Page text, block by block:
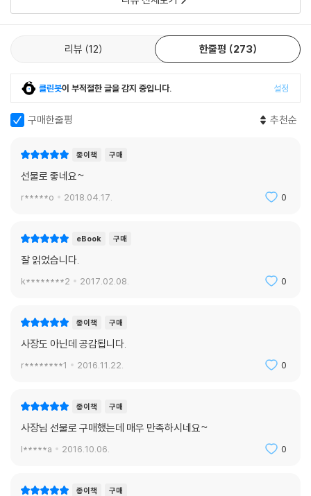
분해했다가 다시 조립하는 것처럼 한다. 조직은 자기도 모르게 해오던 것
쉽게 안주하려 한다. 주류라는 이름으로 기득권을 형성하려고 한다. 그래
서 탁월한 CEO들은 조직이 고정되고 경직되지 않도록 수시로 흐트러뜨리
거나 흔든다. 안되면 분해해서 다시 조립한다. 하던 일을 반복하는 게 아니
라 항상 새로워지는 일을 반복한다. 부분에서는 디테일을 강조하고, 전체
에서는 균형을 고려한다. 혼돈을 끌어들여 새로운 질서를 만들어낼 줄 안
다.
--- p.373~374
로 감당하지 못하고 이 부장에게 의지하려 했던 자신을 발견했다.
김 사장이 생각에 잠긴 모습을 한참 지켜보던 최 회장이 다시 말문을 열었
친 드레이크’는 석유왕 에드윈 드레이크를 말한다. 에드윈 드레이크는 최
재료를 얻기 위해 땅을 파다가 석유를 시추하는 것에 착안했다. 하지만 아
는 드레이크의 모습은 그야말로 광인에 가까워 보였다. 그는 사람들의 손
갔다. 그리고 마침내 석유 채굴에 성공하고 보란 듯이 당대 최고의 갑부가
되었다.
거지왕 김춘삼은 항상 식솔의 먹을 것을 자신이 구해왔다. 이전의 우두머
이 단시간에 거지들의 왕이 된 이유는 그가 구성원을 먹여 살리는 자였기
때문이다. 늑대의 리더도 마찬가지다. 먹을 것이 줄면 가장 먼저, 홀로 탐색
없는 어둠 속이라도 가장 먼저 발을 내디디고 그 결과를 책임지는 사람이
되어야 한다. 그것이 리더의 역할이다. 먼저 불확실성 속으로 기꺼이 뛰어
이 내용을 다룬다.
추천사
의 공통된 고민과 생각에 많은 부분 공감했고, 선배 CEO들의 살아있는 경
리뷰 12 한줄평 273
클린봇이 부적절한 글을 감지 중입니다. 설정
구매한줄평 추천순
종이책 구매
선물로 좋네요~
r*****o 2018.04.17. 0
eBook 구매
잘 읽었습니다.
k********2 2017.02.08. 0
종이책 구매
사장도 아닌데 공감됩니다.
r********1 2016.11.22. 0
종이책 구매
사장님 선물로 구매했는데 매우 만족하시네요~
l*****a 2016.10.06. 0
종이책 구매